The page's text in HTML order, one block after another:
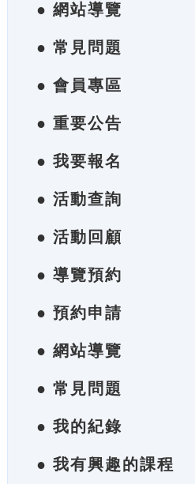
● 網站導覽
● 常見問題
● 會員專區
● 重要公告
● 我要報名
● 活動查詢
● 活動回顧
● 導覽預約
● 預約申請
● 網站導覽
● 常見問題
● 我的紀錄
● 我有興趣的課程